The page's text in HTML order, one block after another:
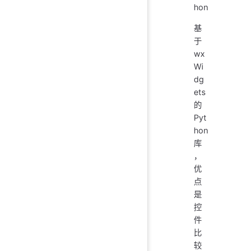
hon
基
于
wx
Wi
dg
ets
的
Pyt
hon
库
，
优
点
是
控
件
比
较